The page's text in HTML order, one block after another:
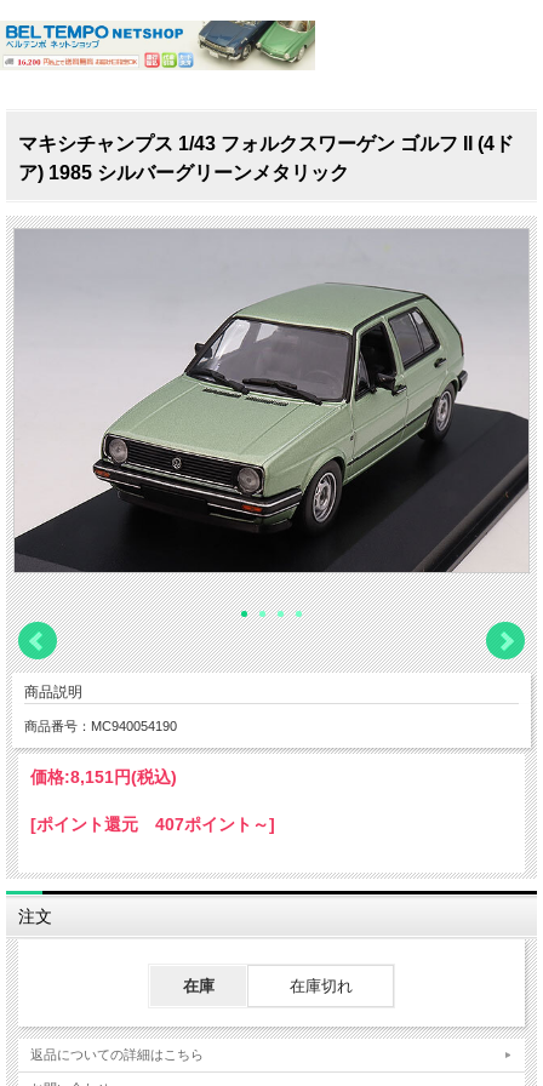
マキシチャンプス 1/43 フォルクスワーゲン ゴルフ II (4ド
ア) 1985 シルバーグリーンメタリック
商品説明
商品番号：MC940054190
価格:8,151円(税込)
[ポイント還元 407ポイント～]
注文
在庫 在庫切れ
返品についての詳細はこちら